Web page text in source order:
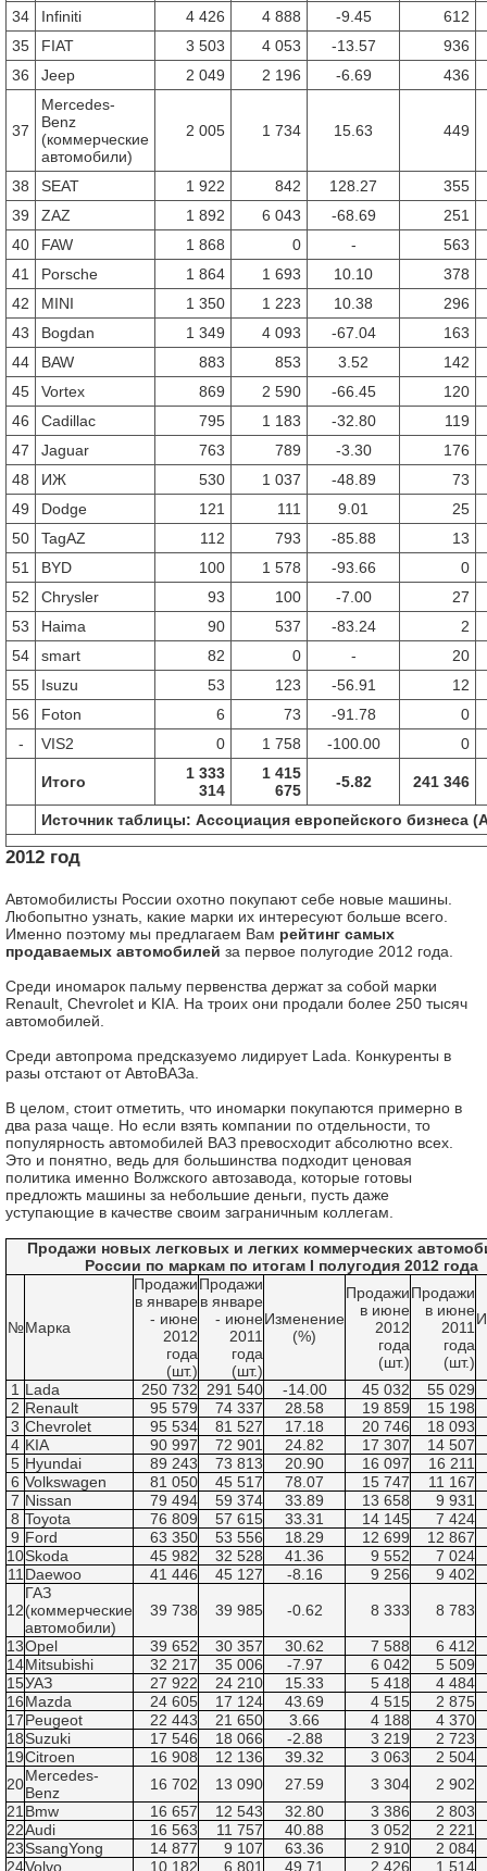
34
Infiniti 4 426 4 888 -9.45
612
35
FIAT 3 503 4 053 -13.57
936
36
Jeep 2 049 2 196 -6.69 436
37
Mercedes-
Benz
(коммерческие
автомобили)
2 005 1 734 15.63 449
38 SEAT 1 922 842 128.27
355
39
ZAZ 1 892 6 043 -68.69
251
40
FAW 1 868 0 -
563
41
Porsche 1 864 1 693 10.10
378
42
MINI 1 350 1 223 10.38
296
43
Bogdan 1 349 4 093 -67.04
163
44
BAW 883 853 3.52
142
45
Vortex 869 2 590 -66.45
120
46
Cadillac 795 1 183 -32.80
119
47
Jaguar 763 789 -3.30
176
48
ИЖ 530 1 037 -48.89
73
49
Dodge 121 111 9.01
25
50
TagAZ 112 793 -85.88
13
51
BYD 100 1 578 -93.66
0
52
Chrysler 93 100 -7.00
27
53
Haima 90 537 -83.24
2
54
smart 82 0 -
20
55
Isuzu 53 123 -56.91
12
56
Foton 6 73 -91.78
0
-
VIS2 0 1 758 -100.00 0
Итого
1 333
314
1 415
675
-5.82 241 346
Источник таблицы: Ассоциация европейского бизнеса
2012 год
Автомобилисты России охотно покупают себе новые машины.
Любопытно узнать, какие марки их интересуют больше всего.
Именно поэтому мы предлагаем Вам рейтинг самых
продаваемых автомобилей за первое полугодие 2012 года.
Среди иномарок пальму первенства держат за собой марки
Renault, Chevrolet и KIA. На троих они продали более 250 тысяч
автомобилей.
Среди автопрома предсказуемо лидирует Lada. Конкуренты в
разы отстают от АвтоВАЗа.
В целом, стоит отметить, что иномарки покупаются примерно в
два раза чаще. Но если взять компании по отдельности, то
популярность автомобилей ВАЗ превосходит абсолютно всех.
Это и понятно, ведь для большинства подходит ценовая
политика именно Волжского автозавода, которые готовы
предложть машины за небольшие деньги, пусть даже
уступающие в качестве своим заграничным коллегам.
Продажи новых легковых и легких коммерческих
России по маркам по итогам I полугодия 2012 года
№Марка
Продажи
в январе
- июне
2012
года
(шт.)
Продажи
в январе
- июне
2011
года
(шт.)
Изменение
(%)
Продажи
в июне
2012
года
(шт.)
Продажи
в июне
2011
года
(шт.)
1 Lada 250 732 291 540 -14.00 45 032
55 029
2 Renault 95 579 74 337 28.58 19 859
15 198
3 Chevrolet 95 534 81 527 17.18 20 746
18 093
4 KIA 90 997 72 901 24.82 17 307
14 507
5 Hyundai 89 243 73 813 20.90 16 097
16 211
6 Volkswagen 81 050 45 517 78.07 15 747
11 167
7 Nissan 79 494 59 374 33.89 13 658
9 931
8 Toyota 76 809 57 615 33.31 14 145
7 424
9 Ford 63 350 53 556 18.29 12 699
12 867
10Skoda 45 982 32 528 41.36 9 552
7 024
11 Daewoo 41 446 45 127 -8.16 9 256 9 402
12
ГАЗ
(коммерческие
автомобили)
39 738 39 985 -0.62 8 333 8 783
13Opel 39 652 30 357 30.62 7 588
6 412
14Mitsubishi 32 217 35 006 -7.97 6 042
5 509
15УАЗ 27 922 24 210 15.33 5 418
4 484
16Mazda 24 605 17 124 43.69 4 515
2 875
17Peugeot 22 443 21 650 3.66 4 188
4 370
18Suzuki 17 546 18 066 -2.88 3 219
2 723
19Citroen 16 908 12 136 39.32 3 063
2 504
20Mercedes-
Benz
16 702 13 090 27.59 3 304
2 902
21 Bmw 16 657 12 543 32.80 3 386
2 803
22Audi 16 563 11 757 40.88 3 052
2 221
23SsangYong 14 877 9 107 63.36 2 910
2 084
24Volvo 10 182 6 801 49.71 2 426 1 514